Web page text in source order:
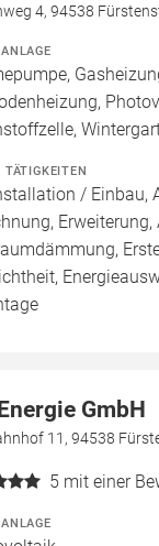
4, 94538
TÄTIGKEITEN
/ Einbau,
GmbH
11, 94538
5 mit einer